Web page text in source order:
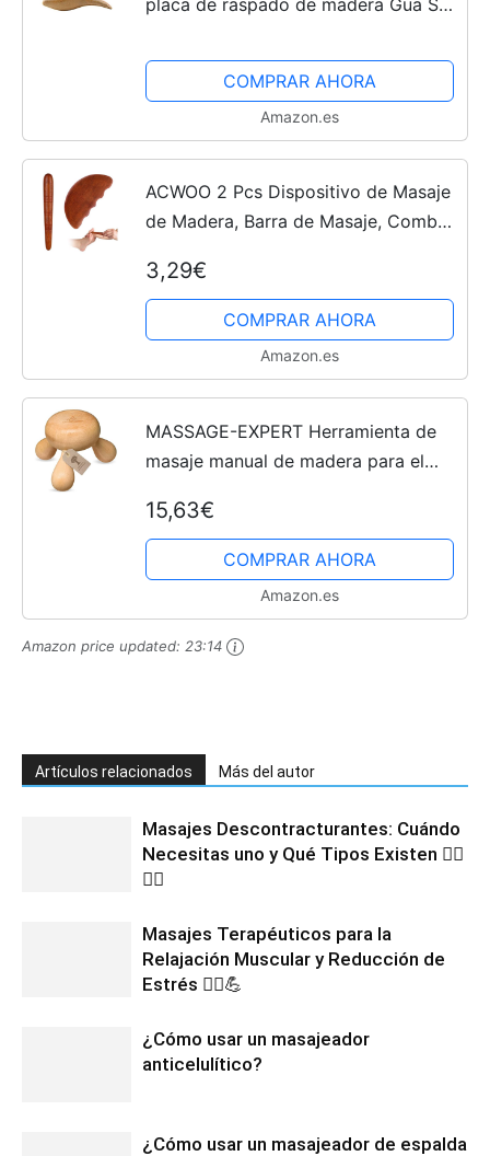
verawood natural para spa
acupuntura, Color Aleatorio
COMPRAR AHORA
Amazon.es
ACWOO 2 Pcs Dispositivo de Masaje
de Madera, Barra de Masaje, Combo
de Punto Gatillo, Herramienta de
Punto de Mano para el...
3,29€
COMPRAR AHORA
Amazon.es
MASSAGE-EXPERT Herramienta de
masaje manual de madera para el
relajar espalda, cuello, brazos y
piernas, excelente...
15,63€
COMPRAR AHORA
Amazon.es
Amazon price updated: 23:14
Artículos relacionados Más del autor
Masajes Descontracturantes: Cuándo
Necesitas uno y Qué Tipos Existen 💆‍♂️
💆‍♀️
Masajes Terapéuticos para la
Relajación Muscular y Reducción de
Estrés 💆‍♀️💪
¿Cómo usar un masajeador
anticelulítico?
¿Cómo usar un masajeador de espalda